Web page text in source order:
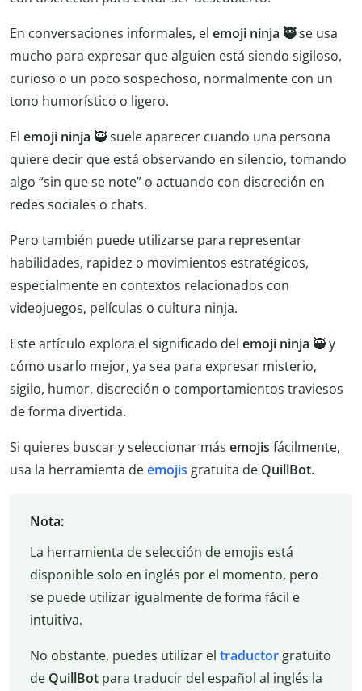
En conversaciones informales, el emoji ninja 🥷se usa
mucho para expresar que alguien está siendo sigiloso,
curioso o un poco sospechoso, normalmente con un
tono humorístico o ligero.
El emoji ninja 🥷 suele aparecer cuando una persona
quiere decir que está observando en silencio, tomando
algo “sin que se note” o actuando con discreción en
redes sociales o chats.
Pero también puede utilizarse para representar
habilidades, rapidez o movimientos estratégicos,
especialmente en contextos relacionados con
videojuegos, películas o cultura ninja.
Este artículo explora el significado del emoji ninja 🥷 y
cómo usarlo mejor, ya sea para expresar misterio,
sigilo, humor, discreción o comportamientos traviesos
de forma divertida.
Si quieres buscar y seleccionar más emojis fácilmente,
usa la herramienta deemojis gratuita de QuillBot.
Nota:
La herramienta de selección de emojis está
disponible solo en inglés por el momento, pero
se puede utilizar igualmente de forma fácil e
intuitiva.
No obstante, puedes utilizar el traductorgratuito
de QuillBotpara traducir del español al inglés la